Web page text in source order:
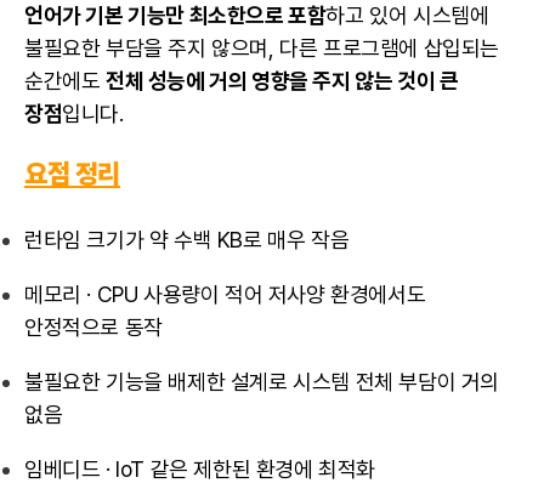
언어가 기본 기능만 최소한으로 포함하고 있어 시스템에
불필요한 부담을 주지 않으며, 다른 프로그램에 삽입되는
순간에도 전체 성능에 거의 영향을 주지 않는 것이 큰
장점입니다.
요점 정리
런타임 크기가 약 수백 KB로 매우 작음
메모리 · CPU 사용량이 적어 저사양 환경에서도
안정적으로 동작
불필요한 기능을 배제한 설계로 시스템 전체 부담이 거의
없음
임베디드 · IoT 같은 제한된 환경에 최적화